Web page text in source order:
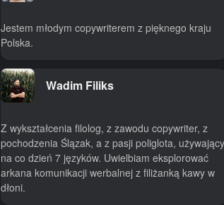
Jestem młodym copywriterem z pięknego kraju
Polska.
Wadim Filiks
Z wykształcenia filolog, z zawodu copywriter, z
pochodzenia Ślązak, a z pasji poliglota, używający
na co dzień 7 języków. Uwielbiam eksplorować
arkana komunikacji werbalnej z filiżanką kawy w
dłoni.